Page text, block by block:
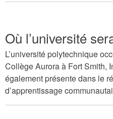
Où l’université
L’université polytechnique
Collège Aurora à Fort Smith,
également présente dans le
d’apprentissage